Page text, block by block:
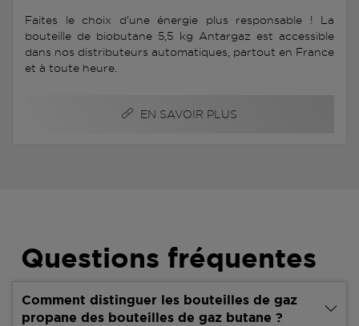
Faites le choix d'une énergie plus responsable ! La
bouteille de biobutane 5,5 kg Antargaz est accessible
dans nos distributeurs automatiques, partout en France
et à toute heure.
EN SAVOIR PLUS
Questions fréquentes
Comment distinguer les bouteilles de gaz
propane des bouteilles de gaz butane ?